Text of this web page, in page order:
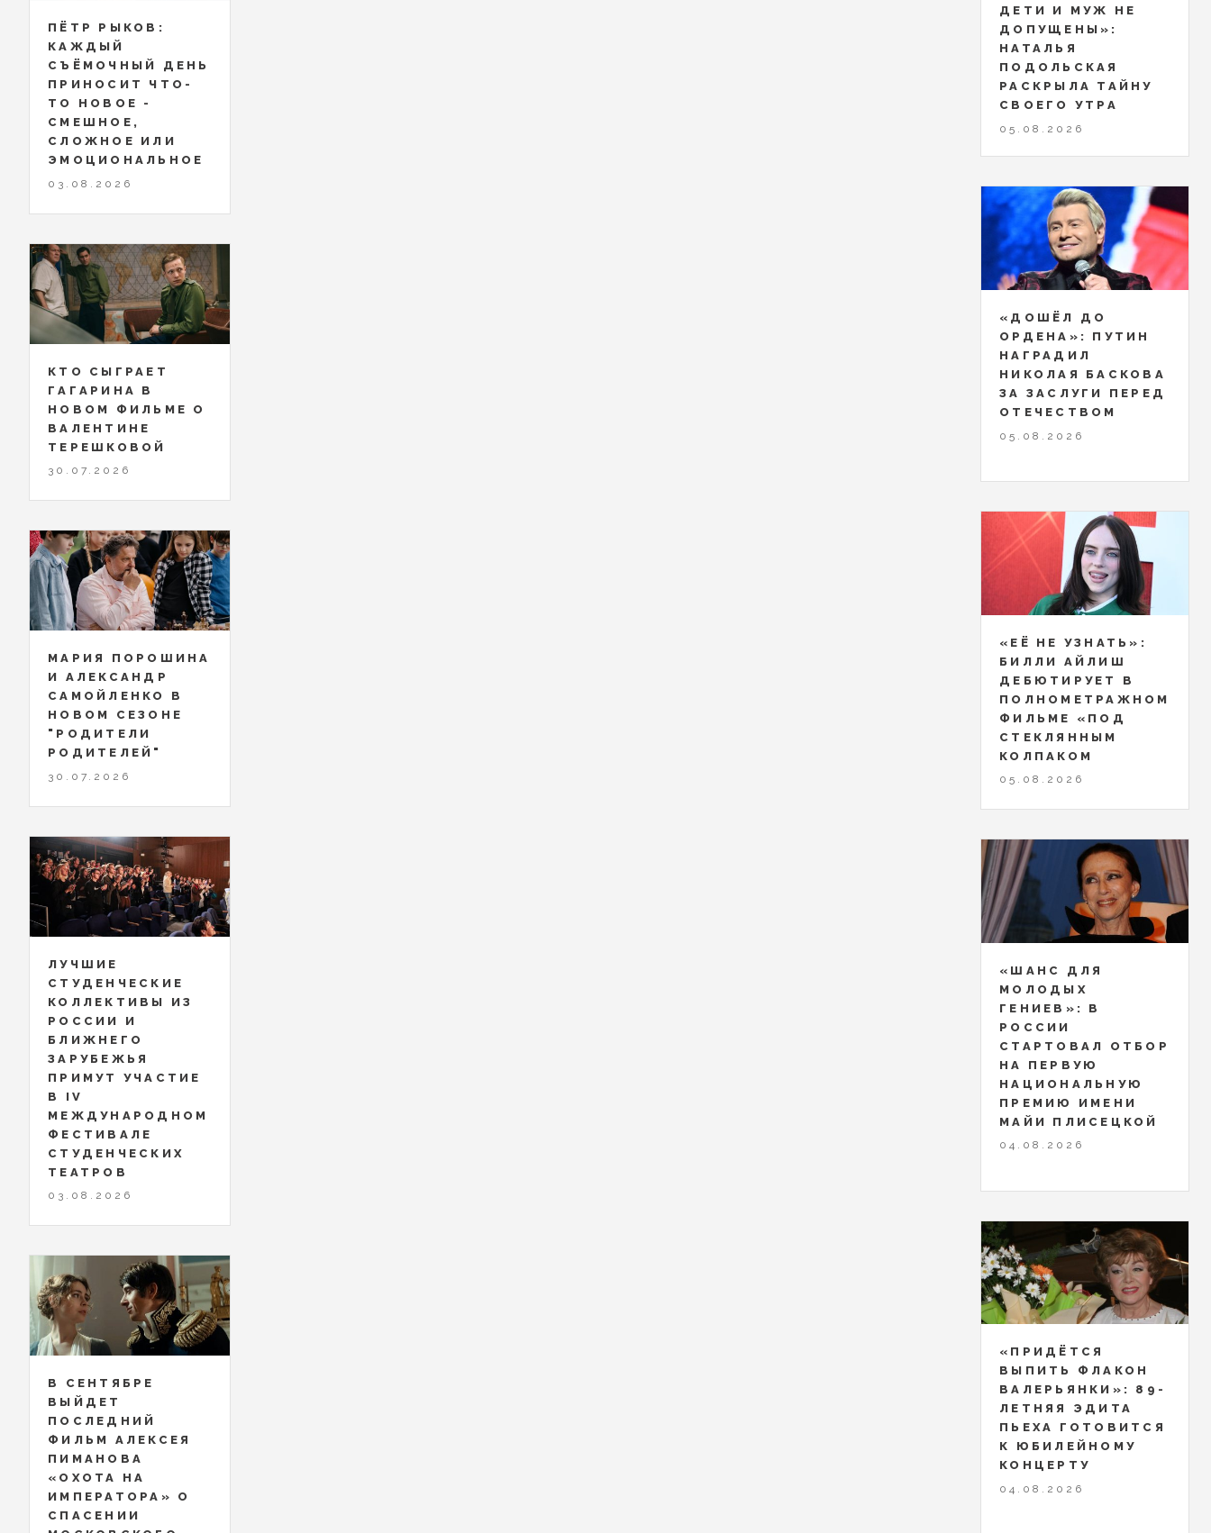
ПЁТР РЫКОВ:
КАЖДЫЙ
СЪЁМОЧНЫЙ ДЕНЬ
ПРИНОСИТ ЧТО-
ТО НОВОЕ -
СМЕШНОЕ,
СЛОЖНОЕ ИЛИ
ЭМОЦИОНАЛЬНОЕ
03.08.2026
КТО СЫГРАЕТ
ГАГАРИНА В
НОВОМ ФИЛЬМЕ О
ВАЛЕНТИНЕ
ТЕРЕШКОВОЙ
30.07.2026
МАРИЯ ПОРОШИНА
И АЛЕКСАНДР
САМОЙЛЕНКО В
НОВОМ СЕЗОНЕ
"РОДИТЕЛИ
РОДИТЕЛЕЙ"
30.07.2026
ЛУЧШИЕ
СТУДЕНЧЕСКИЕ
КОЛЛЕКТИВЫ ИЗ
РОССИИ И
БЛИЖНЕГО
ЗАРУБЕЖЬЯ
ПРИМУТ УЧАСТИЕ
В IV
МЕЖДУНАРОДНОМ
ФЕСТИВАЛЕ
СТУДЕНЧЕСКИХ
ТЕАТРОВ
03.08.2026
В СЕНТЯБРЕ
ВЫЙДЕТ
ПОСЛЕДНИЙ
ФИЛЬМ АЛЕКСЕЯ
ПИМАНОВА
«ОХОТА НА
ИМПЕРАТОРА» О
СПАСЕНИИ
ДЕТИ И МУЖ НЕ
ДОПУЩЕНЫ»:
НАТАЛЬЯ
ПОДОЛЬСКАЯ
РАСКРЫЛА ТАЙНУ
СВОЕГО УТРА
05.08.2026
«ДОШЁЛ ДО
ОРДЕНА»: ПУТИН
НАГРАДИЛ
НИКОЛАЯ БАСКОВА
ЗА ЗАСЛУГИ ПЕРЕД
ОТЕЧЕСТВОМ
05.08.2026
«ЕЁ НЕ УЗНАТЬ»:
БИЛЛИ АЙЛИШ
ДЕБЮТИРУЕТ В
ПОЛНОМЕТРАЖНОМ
ФИЛЬМЕ «ПОД
СТЕКЛЯННЫМ
КОЛПАКОМ
05.08.2026
«ШАНС ДЛЯ
МОЛОДЫХ
ГЕНИЕВ»: В
РОССИИ
СТАРТОВАЛ ОТБОР
НА ПЕРВУЮ
НАЦИОНАЛЬНУЮ
ПРЕМИЮ ИМЕНИ
МАЙИ ПЛИСЕЦКОЙ
04.08.2026
«ПРИДЁТСЯ
ВЫПИТЬ ФЛАКОН
ВАЛЕРЬЯНКИ»: 89-
ЛЕТНЯЯ ЭДИТА
ПЬЕХА ГОТОВИТСЯ
К ЮБИЛЕЙНОМУ
КОНЦЕРТУ
04.08.2026